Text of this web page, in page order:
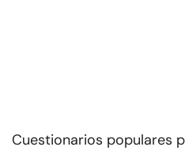
Cuestionarios populares